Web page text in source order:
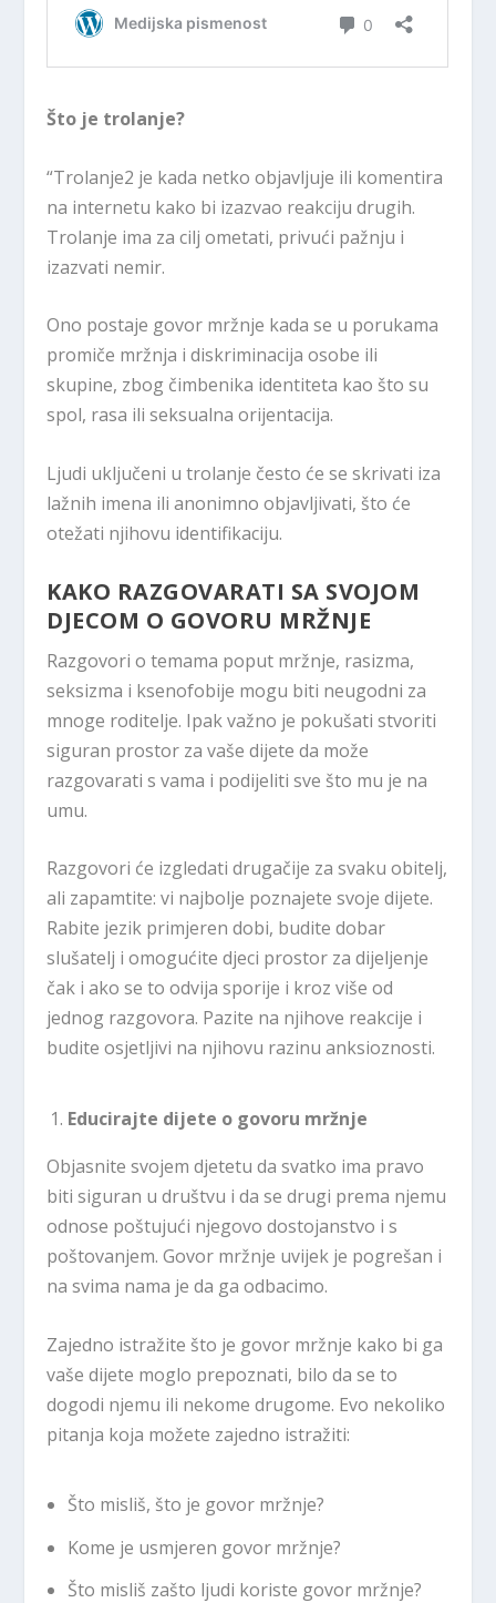
Što je trolanje?
“Trolanje2 je kada netko objavljuje ili komentira
na internetu kako bi izazvao reakciju drugih.
Trolanje ima za cilj ometati, privući pažnju i
izazvati nemir.
Ono postaje govor mržnje kada se u porukama
promiče mržnja i diskriminacija osobe ili
skupine, zbog čimbenika identiteta kao što su
spol, rasa ili seksualna orijentacija.
Ljudi uključeni u trolanje često će se skrivati iza
lažnih imena ili anonimno objavljivati, što će
otežati njihovu identifikaciju.
KAKO RAZGOVARATI SA SVOJOM
DJECOM O GOVORU MRŽNJE
Razgovori o temama poput mržnje, rasizma,
seksizma i ksenofobije mogu biti neugodni za
mnoge roditelje. Ipak važno je pokušati stvoriti
siguran prostor za vaše dijete da može
razgovarati s vama i podijeliti sve što mu je na
umu.
Razgovori će izgledati drugačije za svaku obitelj,
ali zapamtite: vi najbolje poznajete svoje dijete.
Rabite jezik primjeren dobi, budite dobar
slušatelj i omogućite djeci prostor za dijeljenje
čak i ako se to odvija sporije i kroz više od
jednog razgovora. Pazite na njihove reakcije i
budite osjetljivi na njihovu razinu anksioznosti.
Educirajte dijete o govoru mržnje
Objasnite svojem djetetu da svatko ima pravo
biti siguran u društvu i da se drugi prema njemu
odnose poštujući njegovo dostojanstvo i s
poštovanjem. Govor mržnje uvijek je pogrešan i
na svima nama je da ga odbacimo.
Zajedno istražite što je govor mržnje kako bi ga
vaše dijete moglo prepoznati, bilo da se to
dogodi njemu ili nekome drugome. Evo nekoliko
pitanja koja možete zajedno istražiti:
Što misliš, što je govor mržnje?
Kome je usmjeren govor mržnje?
Što misliš zašto ljudi koriste govor mržnje?